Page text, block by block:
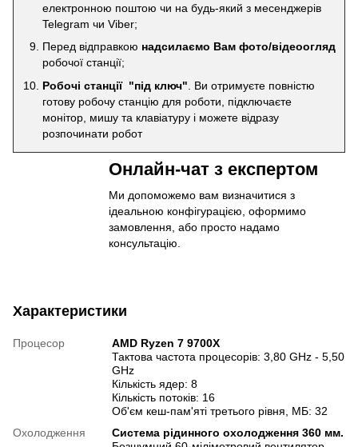
електронною поштою чи на будь-який з месенджерів
Telegram чи Viber;
Перед відправкою надсилаємо Вам фото/відеоогляд
робочої станції;
Робочі станції "під ключ" . Ви отримуєте повністю
готову робочу станцію для роботи, підключаєте
монітор, мишу та клавіатуру і можете відразу
розпочинати робот
Онлайн-чат з експертом
Ми допоможемо вам визначитися з
ідеальною конфігурацією, оформимо
замовлення, або просто надамо
консультацію.
Характеристики
Процесор
AMD Ryzen 7 9700X
Тактова частота процесорів: 3,80 GHz - 5,50
GHz
Кількість ядер: 8
Кількість потоків: 16
Об'єм кеш-пам'яті третього рівня, МБ: 32
Охолодження
Система рідинного охолодження 360 мм.